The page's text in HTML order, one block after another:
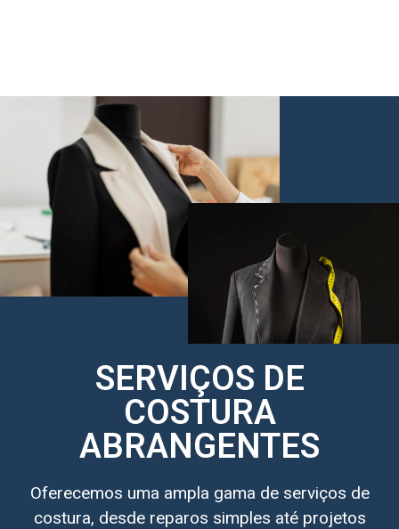
SERVIÇOS DE
COSTURA
ABRANGENTES
Oferecemos uma ampla gama de serviços de
costura, desde reparos simples até projetos